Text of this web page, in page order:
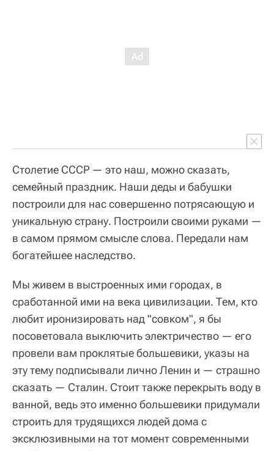
Столетие СССР — это наш, можно сказать,
семейный праздник. Наши деды и бабушки
построили для нас совершенно потрясающую и
уникальную страну. Построили своими руками —
в самом прямом смысле слова. Передали нам
богатейшее наследство.
Мы живем в выстроенных ими городах, в
сработанной ими на века цивилизации. Тем, кто
любит иронизировать над "совком", я бы
посоветовала выключить электричество — его
провели вам проклятые большевики, указы на
эту тему подписывали лично Ленин и — страшно
сказать — Сталин. Стоит также перекрыть воду в
ванной, ведь это именно большевики придумали
строить для трудящихся людей дома с
эксклюзивными на тот момент современными